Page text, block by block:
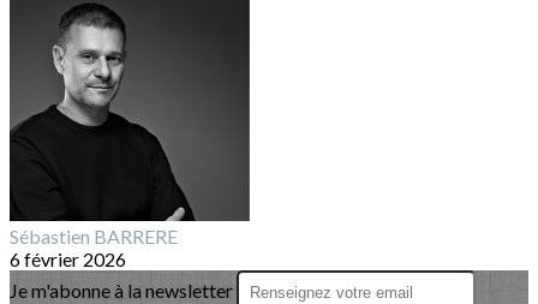
Sébastien BARRERE
6 février 2026
Je m'abonne à la newsletter